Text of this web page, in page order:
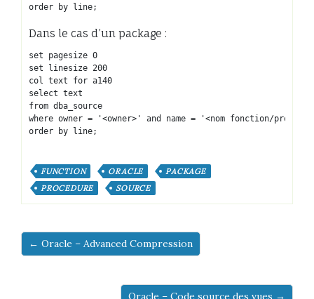
order by line;
Dans le cas d’un package :
set pagesize 0
set linesize 200
col text for a140
select text
from dba_source
where owner = '<owner>' and name = '<nom fonction/
order by line;
FUNCTION ORACLE
PACKAGE
PROCEDURE
SOURCE
← Oracle – Advanced Compression
Oracle – Code source des vues →